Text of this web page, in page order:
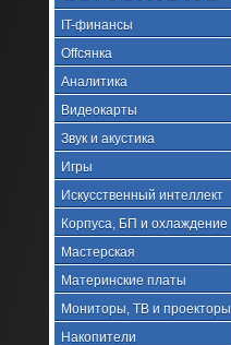
IT-финансы
Offсянка
Аналитика
Видеокарты
Звук и акустика
Игры
Искусственный интеллект
Корпуса, БП и охлаждение
Мастерская
Материнские платы
Мониторы, ТВ и проекторы
Накопители